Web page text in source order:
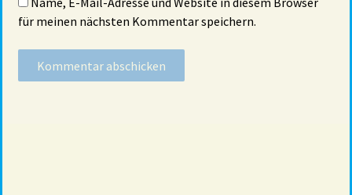
für meinen nächsten Kommentar speichern.